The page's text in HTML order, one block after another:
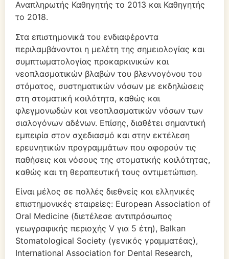
Αναπληρωτής Καθηγητής το 2013 και Καθηγητής
το 2018.
Στα επιστημονικά του ενδιαφέροντα
περιλαμβάνονται η μελέτη της σημειολογίας και
συμπτωματολογίας προκαρκινικών και
νεοπλασματικών βλαβών του βλεννογόνου του
στόματος, συστηματικών νόσων με εκδηλώσεις
στη στοματική κοιλότητα, καθώς και
φλεγμονωδών και νεοπλασματικών νόσων των
σιαλογόνων αδένων. Επίσης, διαθέτει σημαντική
εμπειρία στον σχεδιασμό και στην εκτέλεση
ερευνητικών προγραμμάτων που αφορούν τις
παθήσεις και νόσους της στοματικής κοιλότητας,
καθώς και τη θεραπευτική τους αντιμετώπιση.
Είναι μέλος σε πολλές διεθνείς και ελληνικές
επιστημονικές εταιρείες: European Association of
Oral Medicine (διετέλεσε αντιπρόσωπος
γεωγραφικής περιοχής V για 5 έτη), Balkan
Stomatological Society (γενικός γραμματέας),
International Association for Dental Research,